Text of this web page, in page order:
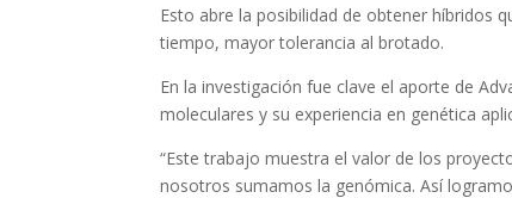
Esto abre la posibilidad de obtener híbridos
tiempo, mayor tolerancia al brotado.
En la investigación fue clave el aporte de
moleculares y su experiencia en genética
“Este trabajo muestra el valor de los
nosotros sumamos la genómica. Así